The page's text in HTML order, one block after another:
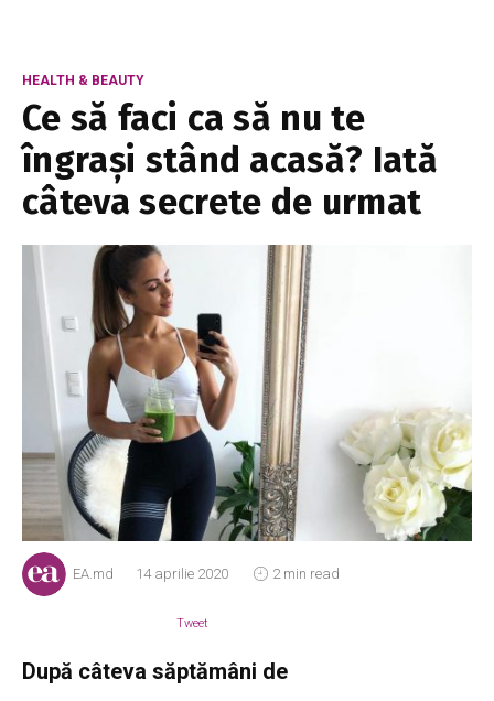
HEALTH & BEAUTY
Ce să faci ca să nu te
îngrași stând acasă? Iată
câteva secrete de urmat
EA.md 14 aprilie 2020 2 min read
Tweet
După câteva săptămâni de